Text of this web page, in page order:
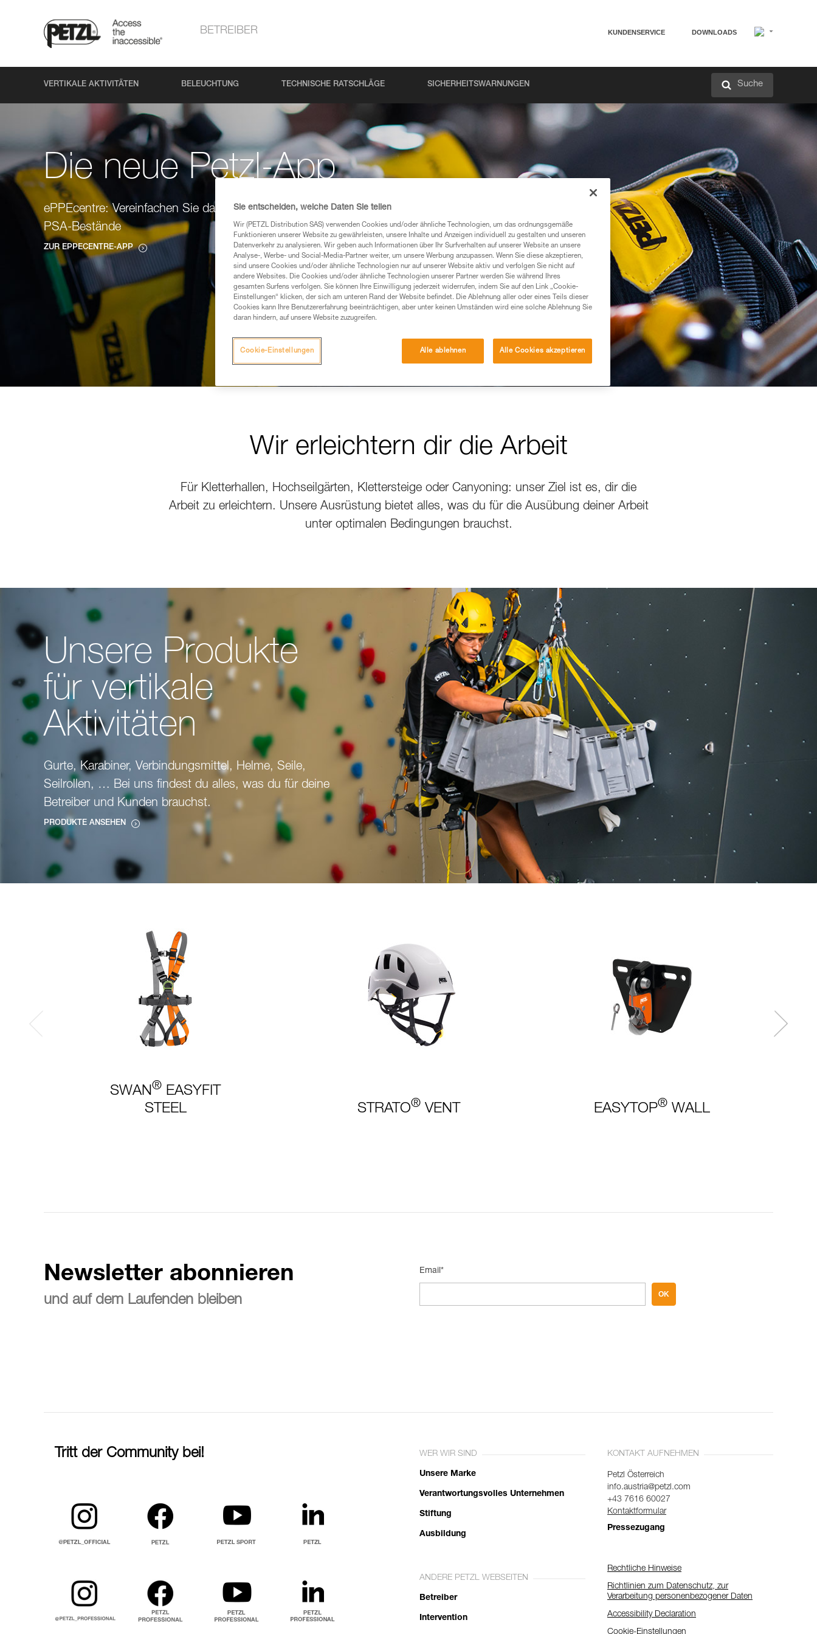
BETREIBER KUNDENSERVICE DOWNLOADS
VERTIKALE AKTIVITÄTEN BELEUCHTUNG TECHNISCHE RATSCHLÄGE SICHERHEITSWARNUNGEN Suche
Die neue Petzl-App
ePPEcentre: Vereinfachen Sie das Management Ihrer
PSA-Bestände
ZUR EPPECENTRE-APP
Wir erleichtern dir die Arbeit
Für Kletterhallen, Hochseilgärten, Klettersteige oder Canyoning: unser Ziel ist es, dir die
Arbeit zu erleichtern. Unsere Ausrüstung bietet alles, was du für die Ausübung deiner Arbeit
unter optimalen Bedingungen brauchst.
Unsere Produkte
für vertikale
Aktivitäten
Gurte, Karabiner, Verbindungsmittel, Helme, Seile,
Seilrollen, … Bei uns findest du alles, was du für deine
Betreiber und Kunden brauchst.
PRODUKTE ANSEHEN
SWAN® EASYFIT
STEEL
STRATO® VENT EASYTOP® WALL
Newsletter abonnieren
und auf dem Laufenden bleiben
Email*
OK
Tritt der Community bei! WER WIR SIND
Unsere Marke
Verantwortungsvolles Unternehmen
Stiftung
Ausbildung
ANDERE PETZL WEBSEITEN
Betreiber
Intervention
KONTAKT AUFNEHMEN
Petzl Österreich
info.austria@petzl.com
+43 7616 60027
Kontaktformular
Pressezugang
Rechtliche Hinweise
Richtlinien zum Datenschutz, zur
Verarbeitung personenbezogener Daten
Accessibility Declaration
Cookie-Einstellungen
Sie entscheiden, welche Daten Sie teilen
Wir (PETZL Distribution SAS) verwenden Cookies und/oder ähnliche Technologien, um das ordnungsgemäße
Funktionieren unserer Website zu gewährleisten, unsere Inhalte und Anzeigen individuell zu gestalten und unseren
Datenverkehr zu analysieren. Wir geben auch Informationen über Ihr Surfverhalten auf unserer Website an unsere
Analyse-, Werbe- und Social-Media-Partner weiter, um unsere Werbung anzupassen. Wenn Sie diese akzeptieren,
sind unsere Cookies und/oder ähnliche Technologien nur auf unserer Website aktiv und verfolgen Sie nicht auf
andere Websites. Die Cookies und/oder ähnliche Technologien unserer Partner werden Sie während Ihres
gesamten Surfens verfolgen. Sie können Ihre Einwilligung jederzeit widerrufen, indem Sie auf den Link „Cookie-
Einstellungen“ klicken, der sich am unteren Rand der Website befindet. Die Ablehnung aller oder eines Teils dieser
Cookies kann Ihre Benutzererfahrung beeinträchtigen, aber unter keinen Umständen wird eine solche Ablehnung Sie
daran hindern, auf unsere Website zuzugreifen.
Alle ablehnen Alle Cookies akzeptieren
Cookie-Einstellungen